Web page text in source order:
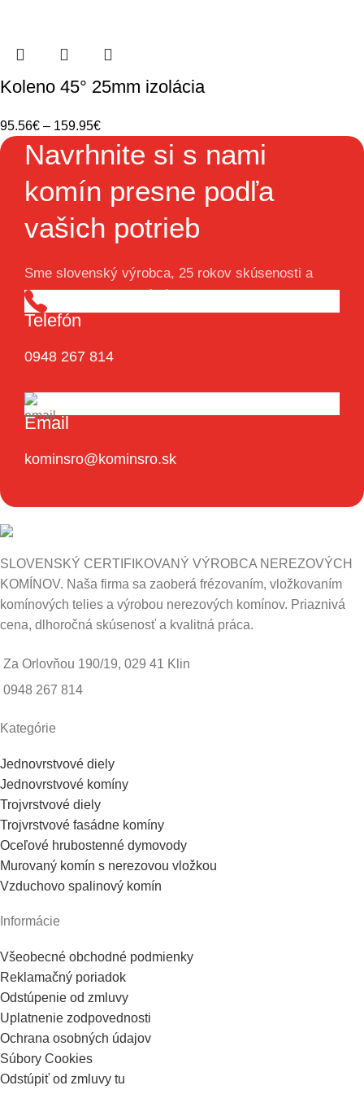
Koleno 45° 25mm izolácia
95.56€ – 159.95€
Navrhnite si s nami
komín presne podľa
vašich potrieb
Sme slovenský výrobca, 25 rokov skúsenosti a
viac ako 1000 realizácií za nami.
Telefón
0948 267 814
Email
kominsro@kominsro.sk
SLOVENSKÝ CERTIFIKOVANÝ VÝROBCA NEREZOVÝCH
KOMÍNOV. Naša firma sa zaoberá frézovaním, vložkovaním
komínových telies a výrobou nerezových komínov. Priaznivá
cena, dlhoročná skúsenosť a kvalitná práca.
Za Orlovňou 190/19, 029 41 Klin
0948 267 814
Kategórie
Jednovrstvové diely
Jednovrstvové komíny
Trojvrstvové diely
Trojvrstvové fasádne komíny
Oceľové hrubostenné dymovody
Murovaný komín s nerezovou vložkou
Vzduchovo spalinový komín
Informácie
Všeobecné obchodné podmienky
Reklamačný poriadok
Odstúpenie od zmluvy
Uplatnenie zodpovednosti
Ochrana osobných údajov
Súbory Cookies
Odstúpiť od zmluvy tu